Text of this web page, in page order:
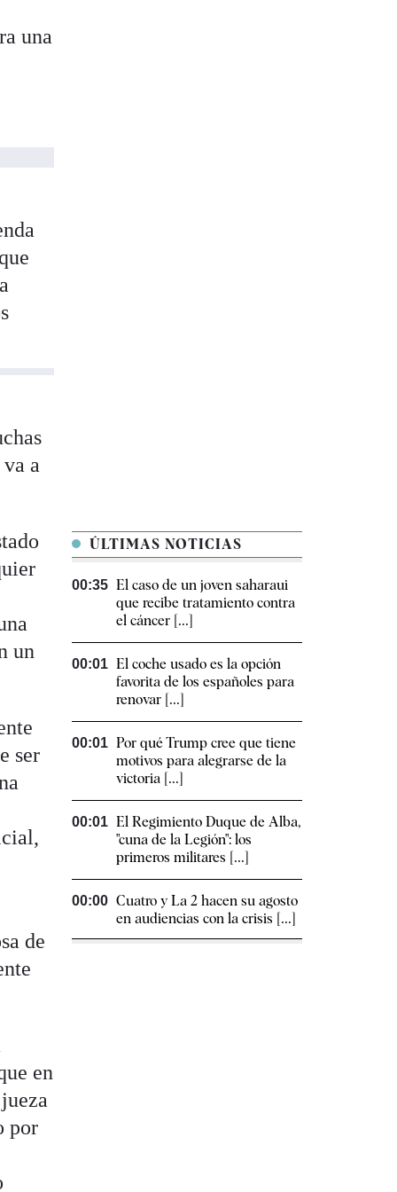
una
a
un
ser
de
en
por
ÚLTIMAS NOTICIAS
00:35 El caso de un joven saharaui
que recibe tratamiento contra
el cáncer [...]
00:01 El coche usado es la opción
favorita de los españoles para
renovar [...]
00:01 Por qué Trump cree que tiene
motivos para alegrarse de la
victoria [...]
00:01 El Regimiento Duque de Alba,
"cuna de la Legión": los
primeros militares [...]
00:00 Cuatro y La 2 hacen su agosto
en audiencias con la crisis [...]